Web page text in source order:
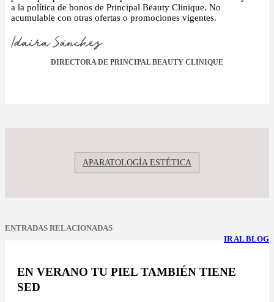
a la política de bonos de Principal Beauty Clinique. No
acumulable con otras ofertas o promociones vigentes.
DIRECTORA DE PRINCIPAL BEAUTY CLINIQUE
APARATOLOGÍA ESTÉTICA
ENTRADAS RELACIONADAS
IR AL BLOG
EN VERANO TU PIEL TAMBIÉN TIENE
SED